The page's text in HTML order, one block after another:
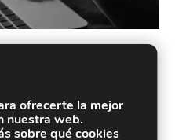
sus programas y la sintaxis
ofrecerte la mejor
nuestra web.
sobre qué cookies